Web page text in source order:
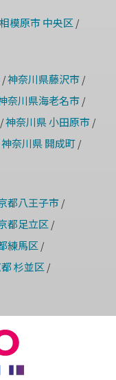
相模原市 中央区 /
/神奈川県藤沢市/
奈川県海老名市/
神奈川県 小田原市/
神奈川県 開成町/
都八王子市/
都足立区 /
練馬区 /
杉並区 /